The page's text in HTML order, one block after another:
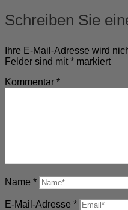
Schreiben Sie
Ihre E-Mail-Adresse wird
Felder sind mit * markiert
Kommentar *
Name *
E-Mail-Adresse *